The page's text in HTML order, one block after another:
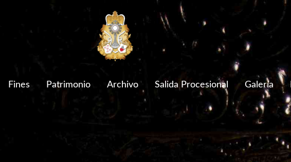
Fines Patrimonio Archivo Salida Procesional Galería